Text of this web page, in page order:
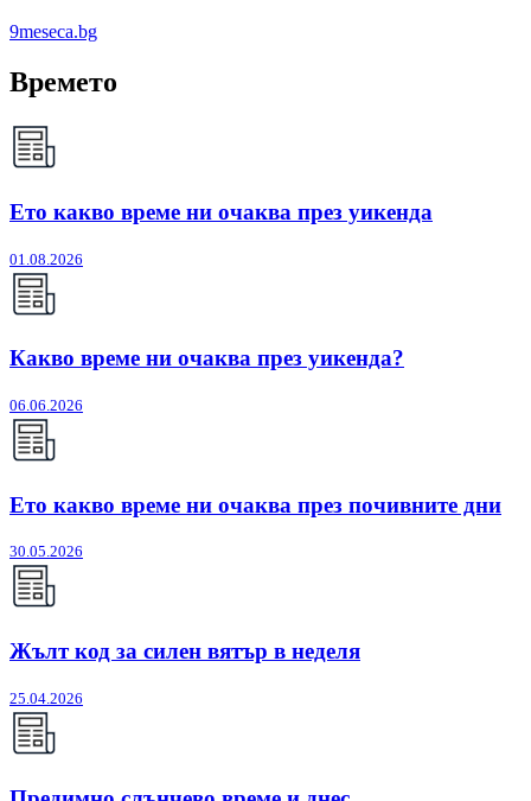
9meseca.bg
Времето
Ето какво време ни очаква през уикенда
01.08.2026
Какво време ни очаква през уикенда?
06.06.2026
Ето какво време ни очаква през почивните дни
30.05.2026
Жълт код за силен вятър в неделя
25.04.2026